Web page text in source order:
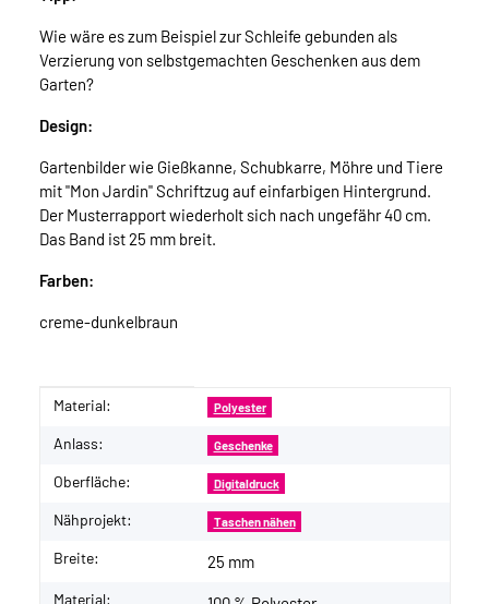
Wie wäre es zum Beispiel zur Schleife gebunden als
Verzierung von selbstgemachten Geschenken aus dem
Garten?
Design:
Gartenbilder wie Gießkanne, Schubkarre, Möhre und Tiere
mit "Mon Jardin" Schriftzug auf einfarbigen Hintergrund.
Der Musterrapport wiederholt sich nach ungefähr 40 cm.
Das Band ist 25 mm breit.
Farben:
creme-dunkelbraun
Produkteigenschaft
Wert
Material: Polyester
Anlass: Geschenke
Oberfläche: Digitaldruck
Nähprojekt: Taschen nähen
Breite: 25 mm
Material: